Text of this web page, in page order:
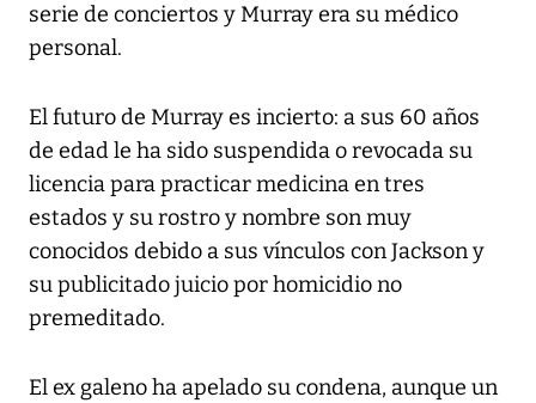
serie de conciertos y Murray era su médico
personal.
El futuro de Murray es incierto: a sus 60 años
de edad le ha sido suspendida o revocada su
licencia para practicar medicina en tres
estados y su rostro y nombre son muy
conocidos debido a sus vínculos con Jackson y
su publicitado juicio por homicidio no
premeditado.
El ex galeno ha apelado su condena, aunque un